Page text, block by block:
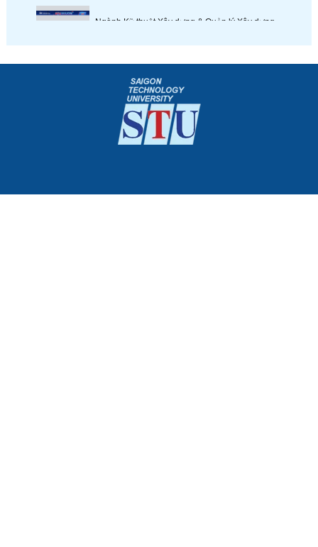
Ngành Kỹ thuật Xây dựng & Quản lý Xây dựng
Ngành Công nghệ Kỹ thuật Cơ khí
Ngành Công nghệ Kỹ thuật Cơ điện tử